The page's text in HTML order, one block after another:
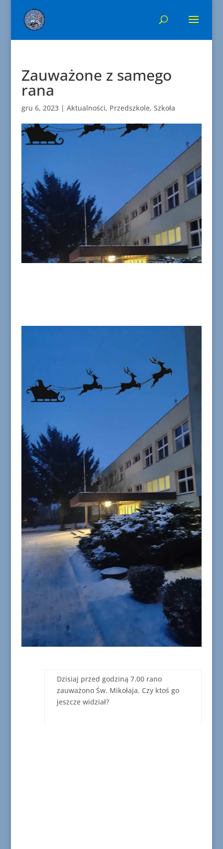
Zauważone z samego
rana
gru 6, 2023| Aktualności, Przedszkole, Szkoła
Dzisiaj przed godziną 7.00 rano
zauważono Św. Mikołaja. Czy ktoś go
jeszcze widział?